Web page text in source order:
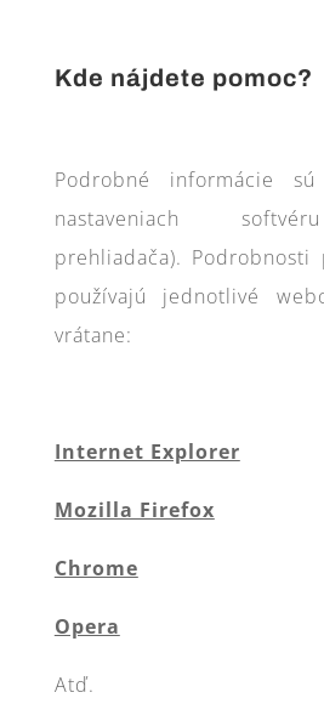
Kde nájdete pomoc?
Podrobné informácie
nastaveniach
prehliadača).
používajú jednotlivé
vrátane:
Internet Explorer
Mozilla Firefox
Chrome
Opera
Atď.